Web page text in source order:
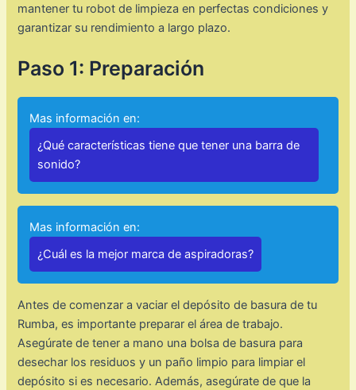
mantener tu robot de limpieza en perfectas condiciones y
garantizar su rendimiento a largo plazo.
Paso 1: Preparación
Mas información en:
¿Qué características tiene que tener una barra de
sonido?
Mas información en:
¿Cuál es la mejor marca de aspiradoras?
Antes de comenzar a vaciar el depósito de basura de tu
Rumba, es importante preparar el área de trabajo.
Asegúrate de tener a mano una bolsa de basura para
desechar los residuos y un paño limpio para limpiar el
depósito si es necesario. Además, asegúrate de que la